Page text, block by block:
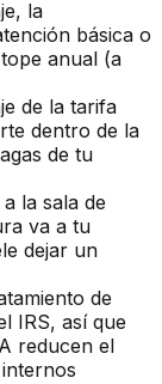
la
básica o
anual (a
de la tarifa
dentro de la
de tu
la sala de
va a tu
dejar un
de
IRS, así que
reducen el